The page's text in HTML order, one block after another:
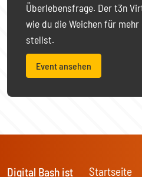
Überlebensfrage. Der t3n
wie du die Weichen für
stellst.
Event ansehen
Digital Bash ist
Startseite